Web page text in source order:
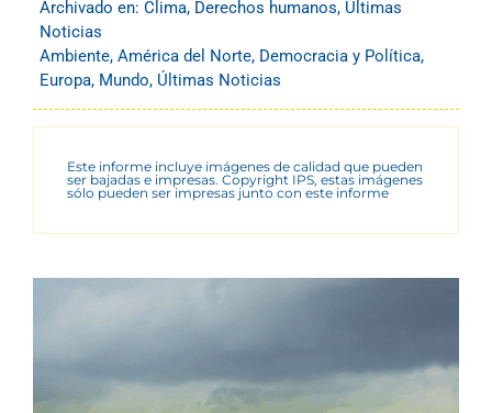
Archivado en: Clima, Derechos humanos, Últimas
Noticias
Ambiente, América del Norte, Democracia y Política,
Europa, Mundo, Últimas Noticias
Este informe incluye imágenes de calidad que pueden
ser bajadas e impresas. Copyright IPS, estas imágenes
sólo pueden ser impresas junto con este informe